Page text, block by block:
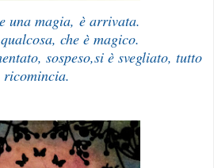
una magia, è arrivata.
che è magico.
sospeso,si è svegliato, tutto
ricomincia.